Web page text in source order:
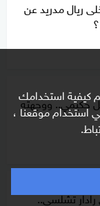
كيفية استخدامك
استخدام موقعنا ،
ريال مدريد عن
حكيمي.. ووجهته
تشلسي..